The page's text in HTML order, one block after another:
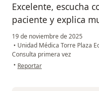
Excelente, escucha
paciente y explica
19 de noviembre de 2025
• Unidad Médica Torre Plaza
Consulta primera vez
• en opinión del usuario Martha
Reportar